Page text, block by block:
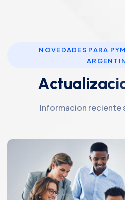
NOVEDADES PARA
Actua izaci
Informacion reciente